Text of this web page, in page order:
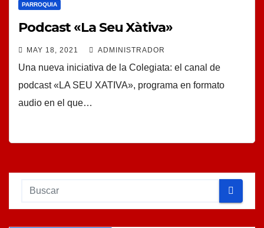
PARROQUIA
Podcast «La Seu Xàtiva»
MAY 18, 2021 ADMINISTRADOR
Una nueva iniciativa de la Colegiata: el canal de
podcast «LA SEU XATIVA», programa en formato
audio en el que…